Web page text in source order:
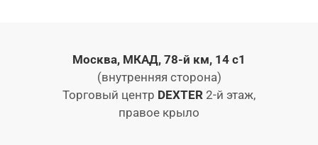
Москва, МКАД, 78-й км, 14 с1
(внутренняя сторона)
Торговый центр DEXTER 2-й этаж,
правое крыло